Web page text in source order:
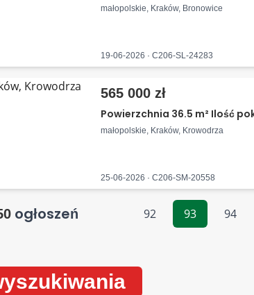
małopolskie, Kraków, Bronowice
19-06-2026 · C206-SL-24283
565 000 zł
Powierzchnia 36.5 m² Ilość
małopolskie, Kraków, Krowodrza
25-06-2026 · C206-SM-20558
ogłoszeń 92 93 94